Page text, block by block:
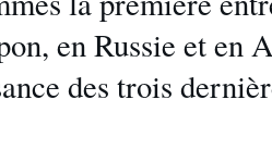
en Russie et en
des trois